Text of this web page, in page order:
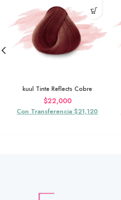
kuul Tinte Reflects Cobre
$22,000
Con Transferencia $21,120